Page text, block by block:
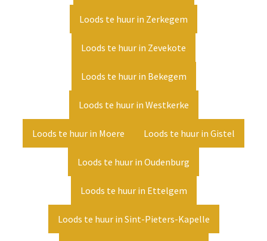
Loods te huur in Zerkegem
Loods te huur in Zevekote
Loods te huur in Bekegem
Loods te huur in Westkerke
Loods te huur in Moere Loods te huur in Gistel
Loods te huur in Oudenburg
Loods te huur in Ettelgem
Loods te huur in Sint-Pieters-Kapelle